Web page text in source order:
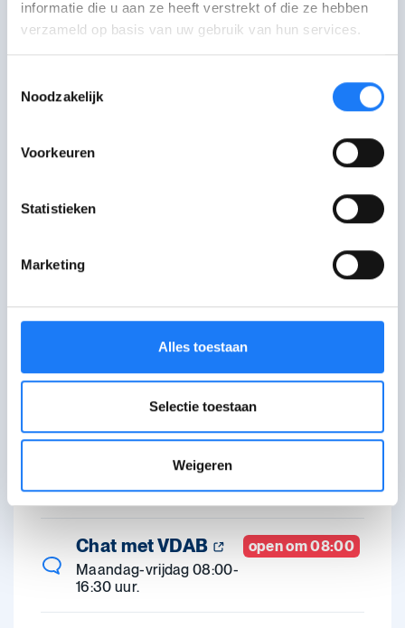
informatie die u aan ze heeft verstrekt of die ze hebben
verzameld op basis van uw gebruik van hun services.
Noodzakelijk
Voorkeuren
Statistieken
Marketing
Alles toestaan
Selectie toestaan
Weigeren
beroepsinschakelingstijd meteen
een uitkering?
Hoeveel geld krijg ik dan?
Praat erover
0800 30 700. Maandag-
vrijdag 08:00-16:30 uur.
open om 08:00
Chat met VDAB
Maandag-vrijdag 08:00-
16:30 uur.